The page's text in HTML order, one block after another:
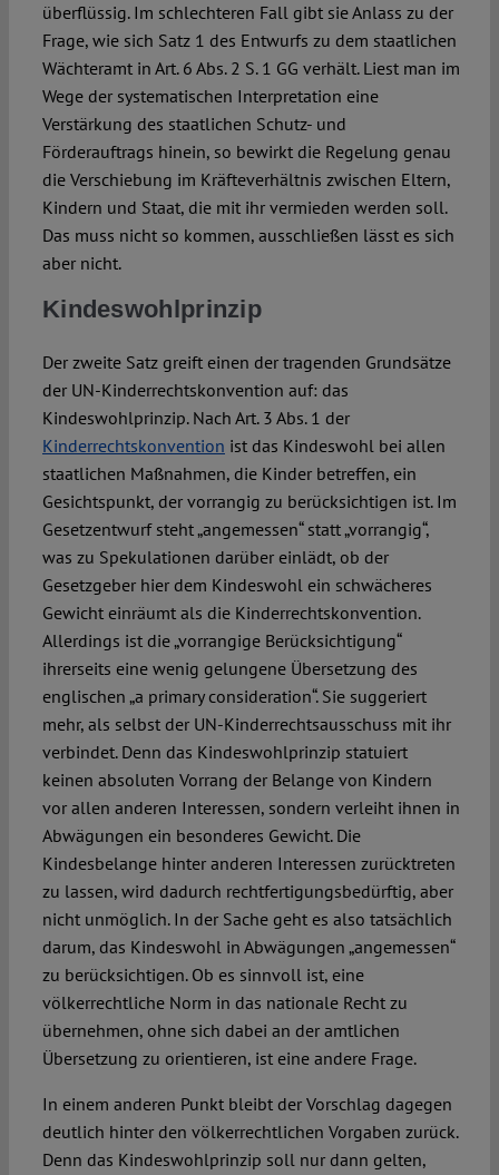
überflüssig. Im schlechteren Fall gibt sie Anlass zu der
Frage, wie sich Satz 1 des Entwurfs zu dem staatlichen
Wächteramt in Art. 6 Abs. 2 S. 1 GG verhält. Liest man im
Wege der systematischen Interpretation eine
Verstärkung des staatlichen Schutz- und
Förderauftrags hinein, so bewirkt die Regelung genau
die Verschiebung im Kräfteverhältnis zwischen Eltern,
Kindern und Staat, die mit ihr vermieden werden soll.
Das muss nicht so kommen, ausschließen lässt es sich
aber nicht.
Kindeswohlprinzip
Der zweite Satz greift einen der tragenden Grundsätze
der UN-Kinderrechtskonvention auf: das
Kindeswohlprinzip. Nach Art. 3 Abs. 1 der
Kinderrechtskonvention ist das Kindeswohl bei allen
staatlichen Maßnahmen, die Kinder betreffen, ein
Gesichtspunkt, der vorrangig zu berücksichtigen ist. Im
Gesetzentwurf steht „angemessen“ statt „vorrangig“,
was zu Spekulationen darüber einlädt, ob der
Gesetzgeber hier dem Kindeswohl ein schwächeres
Gewicht einräumt als die Kinderrechtskonvention.
Allerdings ist die „vorrangige Berücksichtigung“
ihrerseits eine wenig gelungene Übersetzung des
englischen „a primary consideration“. Sie suggeriert
mehr, als selbst der UN-Kinderrechtsausschuss mit ihr
verbindet. Denn das Kindeswohlprinzip statuiert
keinen absoluten Vorrang der Belange von Kindern
vor allen anderen Interessen, sondern verleiht ihnen in
Abwägungen ein besonderes Gewicht. Die
Kindesbelange hinter anderen Interessen zurücktreten
zu lassen, wird dadurch rechtfertigungsbedürftig, aber
nicht unmöglich. In der Sache geht es also tatsächlich
darum, das Kindeswohl in Abwägungen „angemessen“
zu berücksichtigen. Ob es sinnvoll ist, eine
völkerrechtliche Norm in das nationale Recht zu
übernehmen, ohne sich dabei an der amtlichen
Übersetzung zu orientieren, ist eine andere Frage.
In einem anderen Punkt bleibt der Vorschlag dagegen
deutlich hinter den völkerrechtlichen Vorgaben zurück.
Denn das Kindeswohlprinzip soll nur dann gelten,